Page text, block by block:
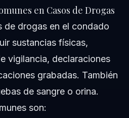
en Casos de Drogas
de drogas en el condado
sustancias físicas,
vigilancia, declaraciones
grabadas. También
de sangre o orina.
son: